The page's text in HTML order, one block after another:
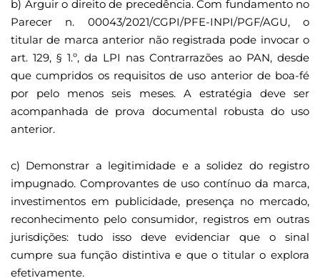
b) Arguir o direito de precedência. Com fundamento no
Parecer n. 00043/2021/CGPI/PFE-INPI/PGF/AGU, o
titular de marca anterior não registrada pode invocar o
art. 129, § 1.º, da LPI nas Contrarrazões ao PAN, desde
que cumpridos os requisitos de uso anterior de boa-fé
por pelo menos seis meses. A estratégia deve ser
acompanhada de prova documental robusta do uso
anterior.
c) Demonstrar a legitimidade e a solidez do registro
impugnado. Comprovantes de uso contínuo da marca,
investimentos em publicidade, presença no mercado,
reconhecimento pelo consumidor, registros em outras
jurisdições: tudo isso deve evidenciar que o sinal
cumpre sua função distintiva e que o titular o explora
efetivamente.